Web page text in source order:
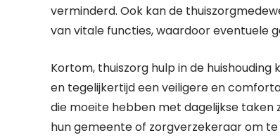
verminderd. Ook kan de
van vitale functies, waardoor eventuele
Kortom, thuiszorg hulp in de
en tegelijkertijd een veiligere en
die moeite hebben met dagelijkse
hun gemeente of zorgverzekeraar om